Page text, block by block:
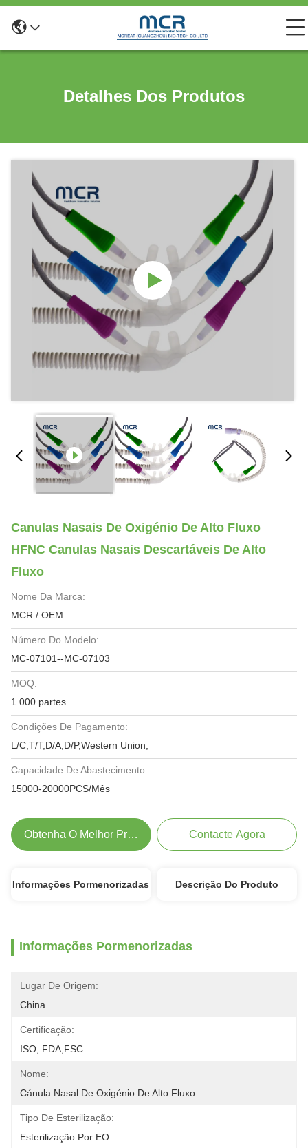
Detalhes Dos Produtos
Canulas Nasais De Oxigénio De Alto Fluxo
HFNC Canulas Nasais Descartáveis De Alto
Fluxo
Nome Da Marca:
MCR / OEM
Número Do Modelo:
MC-07101--MC-07103
MOQ:
1.000 partes
Condições De Pagamento:
L/C,T/T,D/A,D/P,Western Union,
Capacidade De Abastecimento:
15000-20000PCS/Mês
Obtenha O Melhor Preço Contacte Agora
Informações Pormenorizadas Descrição Do Produto
Informações Pormenorizadas
Lugar De Origem:
China
Certificação:
ISO, FDA,FSC
Nome:
Cánula Nasal De Oxigénio De Alto Fluxo
Tipo De Esterilização:
Esterilização Por EO